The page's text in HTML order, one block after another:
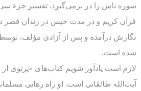
سوره ناس را در برمی‌گیرد. تفسیر جزء
قرآن کریم و در مدت حبس در زندان قصر
نگارش درآمده و پس از آزادی مؤلف،
شده است.
لازم است یادآور شویم کتاب‌های «پرتوی از
آیت‌الله طالقانی است. او راه رهایی